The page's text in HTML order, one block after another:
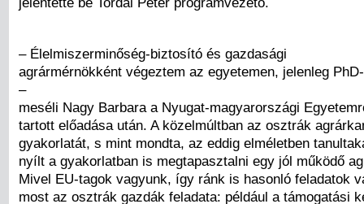
– Élelmiszerminőség-biztosító és gazdasági
agrármérnökként végeztem az egyetemen, jelenleg
–
meséli Nagy Barbara a Nyugat-magyarországi
tartott előadása után. A közelmúltban az osztrák
gyakorlatát, s mint mondta, az eddig elméletben
nyílt a gyakorlatban is megtapasztalni egy jól működő
Mivel EU-tagok vagyunk, így ránk is hasonló feladatok
most az osztrák gazdák feladata: például a támogatási